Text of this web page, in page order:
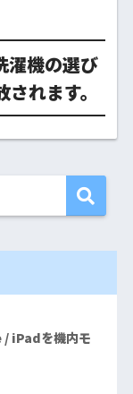
濯機の選び
れます。
/ iPadを機内モ